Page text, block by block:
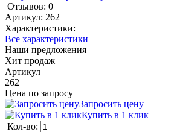
Отзывов: 0
Артикул: 262
Характеристики:
Все характеристики
Наши предложения
Хит продаж
Артикул
262
Цена по запросу
Запросить цену
Купить в 1 клик
Кол-во: